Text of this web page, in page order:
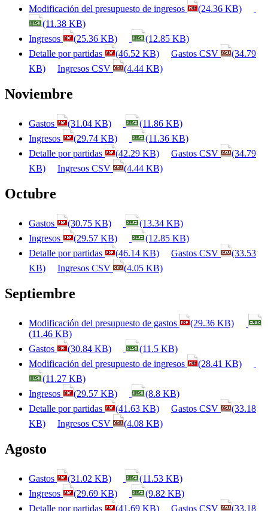
Modificación del presupuesto de ingresos
(24.36 KB)
(11.38 KB)
Ingresos
(25.36 KB)
(12.85 KB)
Detalle por partidas
(46.52 KB) Gastos CSV
(34.79
KB)
Ingresos CSV (4.44 KB)
Noviembre
Gastos (31.04 KB)
(11.86 KB)
Ingresos
(29.74 KB)
(11.36 KB)
Detalle por partidas
(42.29 KB) Gastos CSV
(34.79
KB)
Ingresos CSV (4.44 KB)
Octubre
Gastos (30.75 KB)
(13.34 KB)
Ingresos
(29.57 KB)
(12.85 KB)
Detalle por partidas
(46.14 KB) Gastos CSV
(33.53
KB)
Ingresos CSV (4.05 KB)
Septiembre
Modificación del presupuesto de gastos
(29.36 KB)
(11.46 KB)
Gastos
(30.84 KB)
(11.5 KB)
Modificación del presupuesto de ingresos
(28.41 KB)
(11.27 KB)
Ingresos
(29.57 KB)
(8.8 KB)
Detalle por partidas
(41.63 KB) Gastos CSV
(33.18
KB)
Ingresos CSV (4.08 KB)
Agosto
Gastos (31.02 KB)
(11.53 KB)
Ingresos
(29.69 KB)
(9.82 KB)
Detalle por partidas
(41.69 KB) Gastos CSV (33.18